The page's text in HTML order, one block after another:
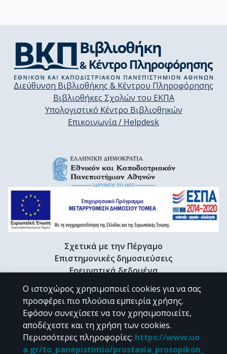
Διεύθυνση Βιβλιοθήκης & Κέντρου Πληροφόρησης
Βιβλιοθήκες Σχολών του ΕΚΠΑ
Υπολογιστικό Κέντρο Βιβλιοθηκών
Επικοινωνία / Helpdesk
Σχετικά με την Πέργαμο
Επιστημονικές δημοσιεύσεις
Ερευνητικά δεδομένα
Διδακτορικές διατριβές & Γκρίζα βιβλιογραφία
Προφίλ Ερευνητή
CC BY-NC 4.0
Ο ιστοχώρος χρησιμοποιεί cookies για να σας
προσφέρει πιο πλούσια εμπειρία χρήσης.
Εφόσον συνεχίσετε να τον χρησιμοποιείτε,
αποδέχεστε και τη χρήση των cookies.
Περισσότερες πληροφορίες: https://www.uo
a.gr/to_panepistimio/prostasia_prosopikon_